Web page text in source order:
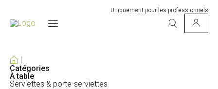
Uniquement pour les professionnels
Catégories
À table
Serviettes & porte-serviettes